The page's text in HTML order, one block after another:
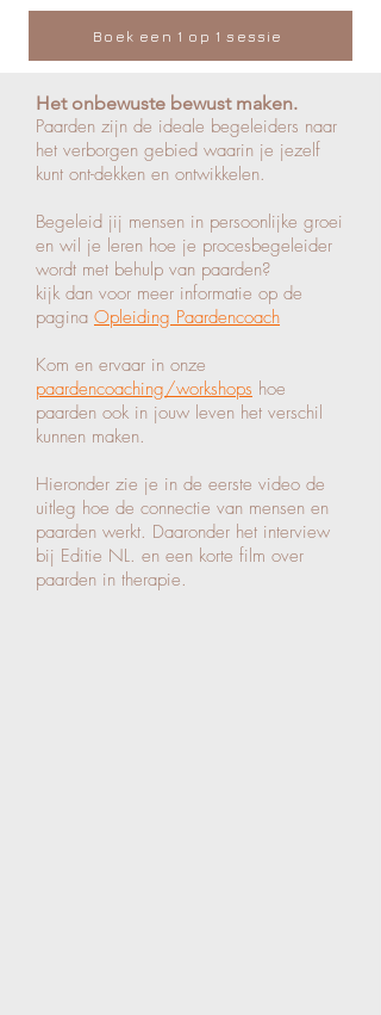
Boek een 1 op 1 sessie
Het onbewuste bewust maken.
Paarden zijn de ideale begeleiders naar
het verborgen gebied waarin je jezelf
kunt ont-dekken en ontwikkelen.
Begeleid jij mensen in persoonlijke groei
en wil je leren hoe je procesbegeleider
wordt met behulp van paarden?
kijk dan voor meer informatie op de
pagina Opleiding Paardencoach
Kom en ervaar in onze
paardencoaching/workshops hoe
paarden ook in jouw leven het verschil
kunnen maken.
Hieronder zie je in de eerste video de
uitleg hoe de connectie van mensen en
paarden werkt. Daaronder het interview
bij Editie NL. en een korte film over
paarden in therapie.